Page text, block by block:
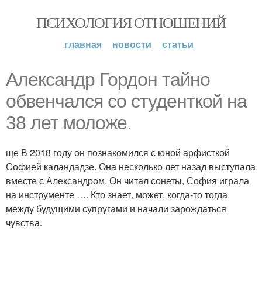
ПСИХОЛОГИЯ ОТНОШЕНИЙ
главная новости статьи
Александр Гордон тайно
обвенчался со студенткой на
38 лет моложе.
ще В 2018 году он познакомился с юной арфисткой
Софией каландадзе. Она несколько лет назад выступала
вместе с Александром. Он читал сонеты, София играла
на инструменте …. Кто знает, может, когда-то тогда
между будущими супругами и начали зарождаться
чувства.